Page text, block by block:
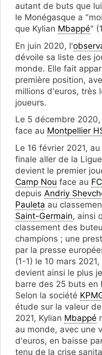
autant de buts que
le Monégasque a
que Kylian Mbappé"
En juin 2020, l'
dévoile sa liste des
monde. Elle fait
première position,
millions d'euros, très
joueurs.
Le 5 décembre
face au Montpellier
Le 16 février 2021,
finale aller de la
devient le premier
Camp Nou face au FC
depuis Andriy
Pauleta au
Saint-Germain, ainsi
classement des
champions ; une
par la presse
(1-1) le 10 mars
devient ainsi le plus
barre des 25 buts en
Selon la société
étude sur la valeur
2021, Kylian Mbappé
au monde, avec une
d'euros, en baisse
tenu de la crise